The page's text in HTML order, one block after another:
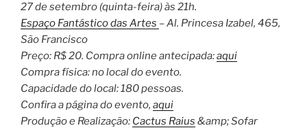
27 de setembro (quinta-feira) às 21h.
Espaço Fantástico das Artes – Al. Princesa Izabel, 465,
São Francisco
Preço: R$ 20. Compra online antecipada:aqui
Compra física: no local do evento.
Capacidade do local: 180 pessoas.
Confira a página do evento, aqui
Produção e Realização: Cactus Raius &amp; Sofar